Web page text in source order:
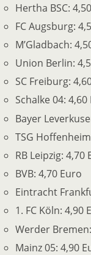
Hertha BSC:
FC Augsburg:
M’Gladbach:
Union Berlin:
SC Freiburg:
Schalke 04: 4,60
Bayer
TSG
RB Leipzig: 4,70
BVB: 4,70 Euro
Eintracht
1. FC Köln: 4,90
Werder
Mainz 05: 4,90